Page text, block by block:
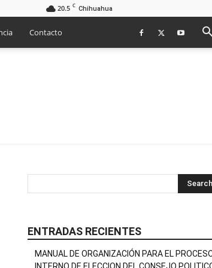
20.5 C Chihuahua
Contacto
ENTRADAS RECIENTES
MANUAL DE ORGANIZACIÓN PARA EL